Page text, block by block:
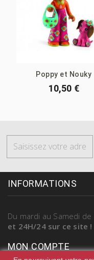
Poppy et Nouky
10,50 €
INFORMATIONS
Du mardi au Samedi de
et 24H/24 sur ce site !
MON COMPTE